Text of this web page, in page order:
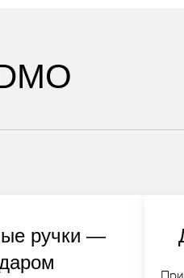
ручки —